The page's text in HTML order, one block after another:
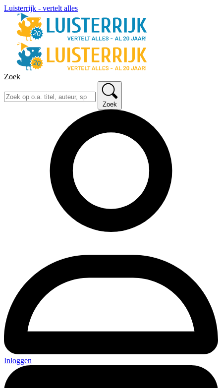
Luisterrijk - vertelt alles
Zoek
Zoek
Inloggen